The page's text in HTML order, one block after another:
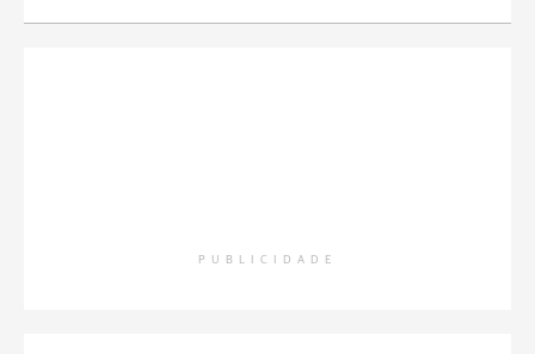
PUBLICIDADE